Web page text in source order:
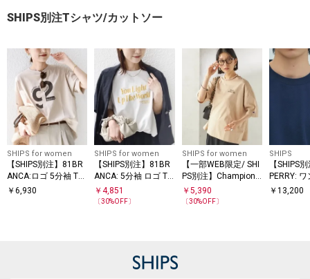
SHIPS別注Tシャツ/カットソー
SHIPS for women
【SHIPS別注】81BR
ANCA:ロゴ 5分袖 TE
E￥ 6,930
SHIPS for women
【SHIPS別注】81BR
ANCA: 5分袖 ロゴ TE
E
￥4,851
〔30%OFF〕
SHIPS for women
【一部WEB限定/ SHI
PS別注】Champion:
5分袖 ロゴ プリント
TEE
￥ 5,390
〔30%OFF〕
SHIPS
【SHIPS
PERRY:
ロゴ ピケ
￥13,200